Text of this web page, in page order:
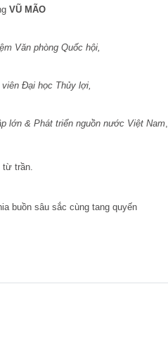
VŨ MÃO
Văn phòng Quốc hội,
viên Đại học Thủy lợi,
lớn & Phát triển nguồn nước Việt Nam,
từ trần.
buồn sâu sắc cùng tang quyến